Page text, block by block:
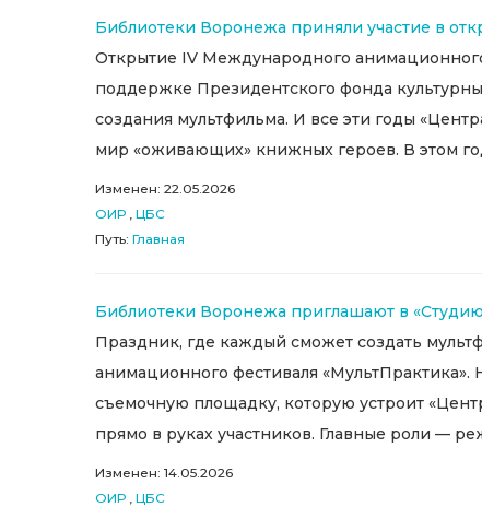
Библиотеки Воронежа приняли участие в
Открытие IV Международного
поддержке Президентского фонда
создания мультфильма. И все эти годы
мир «оживающих» книжных героев. В этом
Изменен: 22.05.2026
ОИР , ЦБС
Путь: Главная
Библиотеки Воронежа приглашают в
Праздник, где каждый сможет создать
анимационного фестиваля
съемочную площадку, которую устроит
прямо в руках участников. Главные роли —
Изменен: 14.05.2026
ОИР , ЦБС